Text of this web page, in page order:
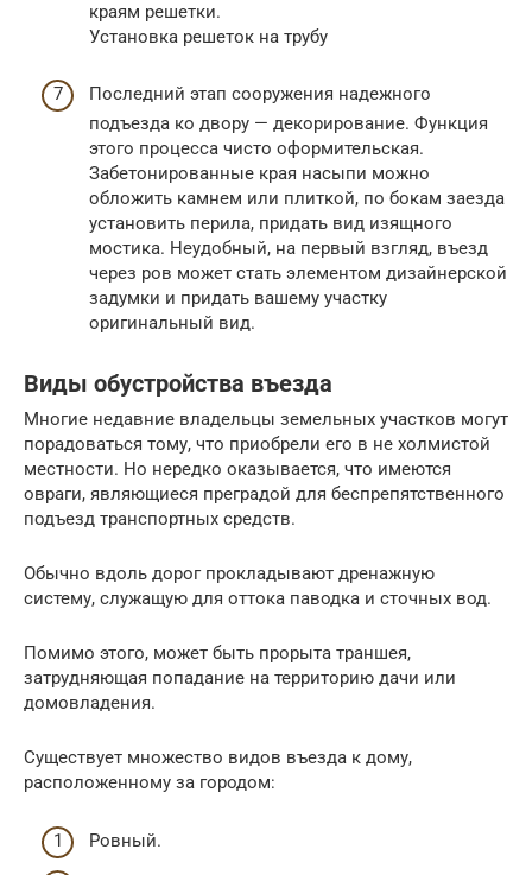
краям решетки.
Установка решеток на трубу
Последний этап сооружения надежного
подъезда ко двору — декорирование. Функция
этого процесса чисто оформительская.
Забетонированные края насыпи можно
обложить камнем или плиткой, по бокам заезда
установить перила, придать вид изящного
мостика. Неудобный, на первый взгляд, въезд
через ров может стать элементом дизайнерской
задумки и придать вашему участку
оригинальный вид.
Виды обустройства въезда
Многие недавние владельцы земельных участков могут
порадоваться тому, что приобрели его в не холмистой
местности. Но нередко оказывается, что имеются
овраги, являющиеся преградой для беспрепятственного
подъезд транспортных средств.
Обычно вдоль дорог прокладывают дренажную
систему, служащую для оттока паводка и сточных вод.
Помимо этого, может быть прорыта траншея,
затрудняющая попадание на территорию дачи или
домовладения.
Существует множество видов въезда к дому,
расположенному за городом:
Ровный.